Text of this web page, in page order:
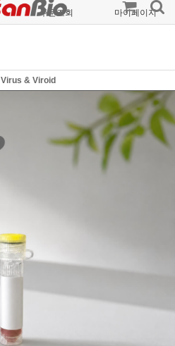
주문조회 마이페이지
Virus & Viroid